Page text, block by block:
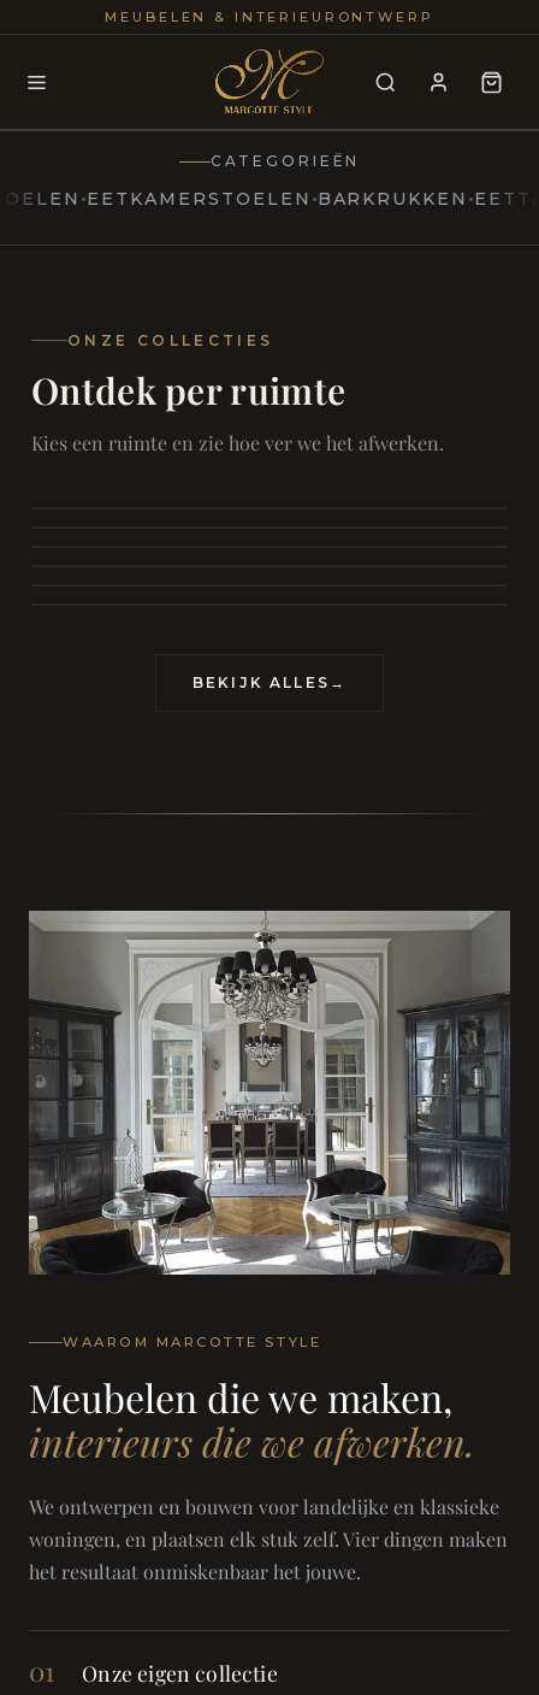
MEUBELEN & INTERIEURONTWERP
Modern
Marcottestyle Living
25+
CATEGORIEËN
EETKAMERSTOELEN BARKRUKKEN
ONZE COLLECTIES
Ontdek per ruimte
Kies een ruimte en zie hoe ver we het afwerken.
SAMEN ONTSPANNEN
Woonkamer
Eetkamer
RUST EN RETRAITE
BEKIJK ALLES →
WAAROM MARCOTTE STYLE
Meubelen die we maken,
interieurs die we afwerken.
We ontwerpen en bouwen voor landelijke en klassieke
woningen, en plaatsen elk stuk zelf. Vier dingen maken
het resultaat onmiskenbaar het jouwe.
01 Onze eigen collectie